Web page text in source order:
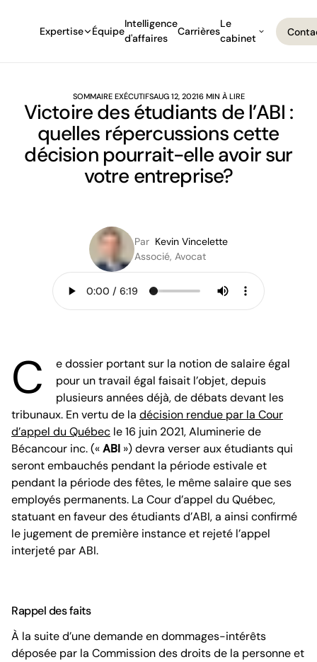
Expertise Équipe
Intelligence
d'affaires
Carrières
Le
cabinet
SOMMAIRE EXÉCUTIFSAUG 12, 20216 MIN À LIRE
Victoire des étudiants de l’ABI :
quelles répercussions cette
décision pourrait-elle avoir sur
votre entreprise?
Par Kevin Vincelette
Associé, Avocat
C
e dossier portant sur la notion de salaire égal
pour un travail égal faisait l’objet, depuis
plusieurs années déjà, de débats devant les
tribunaux. En vertu de la décision rendue par la Cour
d’appel du Québec le 16 juin 2021, Aluminerie de
Bécancour inc. («ABI ») devra verser aux étudiants qui
seront embauchés pendant la période estivale et
pendant la période des fêtes, le même salaire que ses
employés permanents. La Cour d’appel du Québec,
statuant en faveur des étudiants d’ABI, a ainsi confirmé
le jugement de première instance et rejeté l’appel
interjeté par ABI.
Rappel des faits
À la suite d’une demande en dommages-intérêts
déposée par la Commission des droits de la personne et